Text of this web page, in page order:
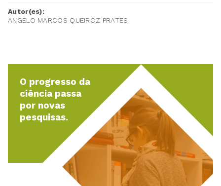
Autor(es):
ANGELO MARCOS QUEIROZ PRATES
O progresso da
ciência passa
por novas
pesquisas.